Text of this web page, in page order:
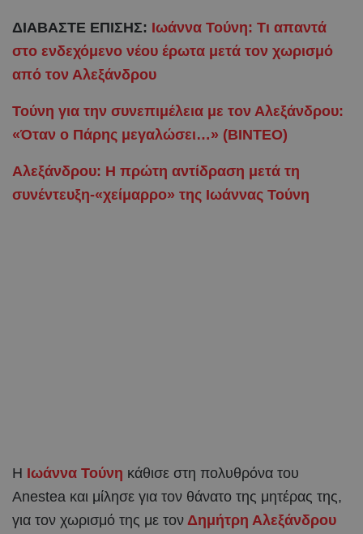
ΔΙΑΒΑΣΤΕ ΕΠΙΣΗΣ: Ιωάννα Τούνη: Τι απαντά
στο ενδεχόμενο νέου έρωτα μετά τον χωρισμό
από τον Αλεξάνδρου
Τούνη για την συνεπιμέλεια με τον Αλεξάνδρου:
«Όταν ο Πάρης μεγαλώσει…» (ΒΙΝΤΕΟ)
Αλεξάνδρου: Η πρώτη αντίδραση μετά τη
συνέντευξη-«χείμαρρο» της Ιωάννας Τούνη
Η Ιωάννα Τούνη κάθισε στη πολυθρόνα του
Anestea και μίλησε για τον θάνατο της μητέρας της,
για τον χωρισμό της με τον Δημήτρη Αλεξάνδρου